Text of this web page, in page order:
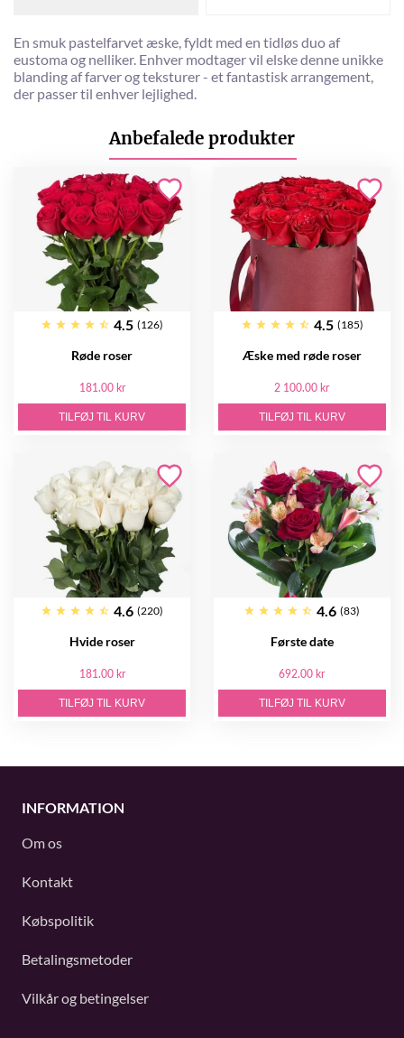
En smuk pastelfarvet æske, fyldt med en tidløs duo af
eustoma og nelliker. Enhver modtager vil elske denne unikke
blanding af farver og teksturer - et fantastisk arrangement,
der passer til enhver lejlighed.
Anbefalede produkter
4.5 (126)
Røde roser
181.00 kr
TILFØJ TIL KURV
4.5 (185)
Æske med røde roser
2 100.00 kr
TILFØJ TIL KURV
4.6 (220)
Hvide roser
181.00 kr
TILFØJ TIL KURV
4.6 (83)
Første date
692.00 kr
TILFØJ TIL KURV
INFORMATION
Om os
Kontakt
Købspolitik
Betalingsmetoder
Vilkår og betingelser